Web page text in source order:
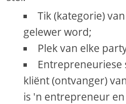
Tik (kategorie)
gelewer word;
Plek van elke
Entrepreneuriese
kliënt (ontvanger)
is 'n entrepreneur en